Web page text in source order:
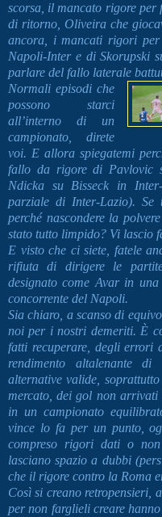
scorsa, il mancato rigore
di ritorno, Oliveira che
ancora, i mancati rigori
Napoli-Inter e di Skorupski
parlare del fallo laterale
Normali episodi che
possono starci
all’interno di un
campionato, direte
voi. E allora spiegatemi
fallo da rigore di Pavlovic
Ndicka su Bisseck in
parziale di Inter-Lazio).
perché nascondere la
stato tutto limpido? Vi lascio
E visto che ci siete, fatele
rifiuta di dirigere le
designato come Avar in
concorrente del Napoli.
Sia chiaro, a scanso di
noi per i nostri demeriti. È
fatti recuperare, degli errori
rendimento altalenante
alternative valide,
mercato, dei gol non
in un campionato
vince lo fa per un punto,
compreso rigori dati o
lasciano spazio a dubbi
che il rigore contro la Roma
Così si creano retropensieri,
per non farglieli creare